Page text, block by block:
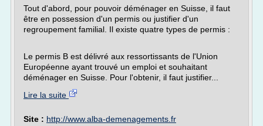
Tout d'abord, pour pouvoir déménager en Suisse, il faut
être en possession d'un permis ou justifier d'un
regroupement familial. Il existe quatre types de permis :
Le permis B est délivré aux ressortissants de l'Union
Européenne ayant trouvé un emploi et souhaitant
déménager en Suisse. Pour l'obtenir, il faut justifier...
Lire la suite
Site : http://www.alba-demenagements.fr